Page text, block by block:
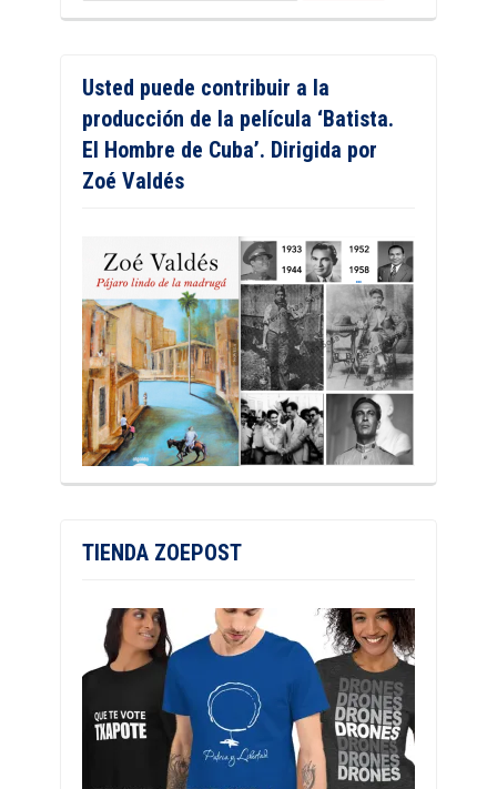
Usted puede contribuir a la
producción de la película ‘Batista.
El Hombre de Cuba’. Dirigida por
Zoé Valdés
TIENDA ZOEPOST